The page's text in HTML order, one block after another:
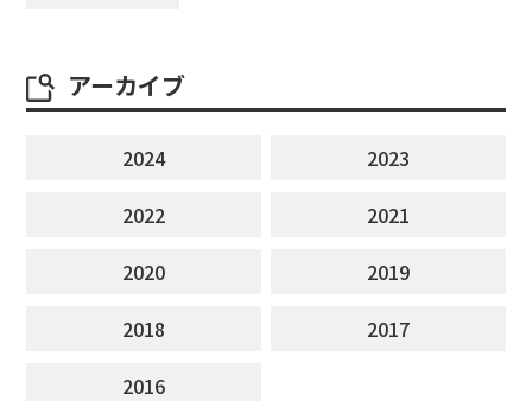
アーカイブ
2024
2023
2022
2021
2020
2019
2018
2017
2016